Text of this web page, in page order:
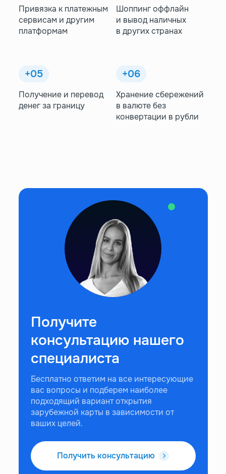
Привязка к платежным
сервисам и другим
платформам
Шоппинг оффлайн
и вывод наличных
в других странах
+05
Получение и перевод
денег за границу
+06
Хранение сбережений
в валюте без
конвертации в рубли
Получите
консультацию нашего
специалиста
Бесплатно ответим на все интересующие
вас вопросы и подберем наиболее
подходящий вариант открытия
зарубежной карты в зависимости от
ваших целей.
Получить консультацию